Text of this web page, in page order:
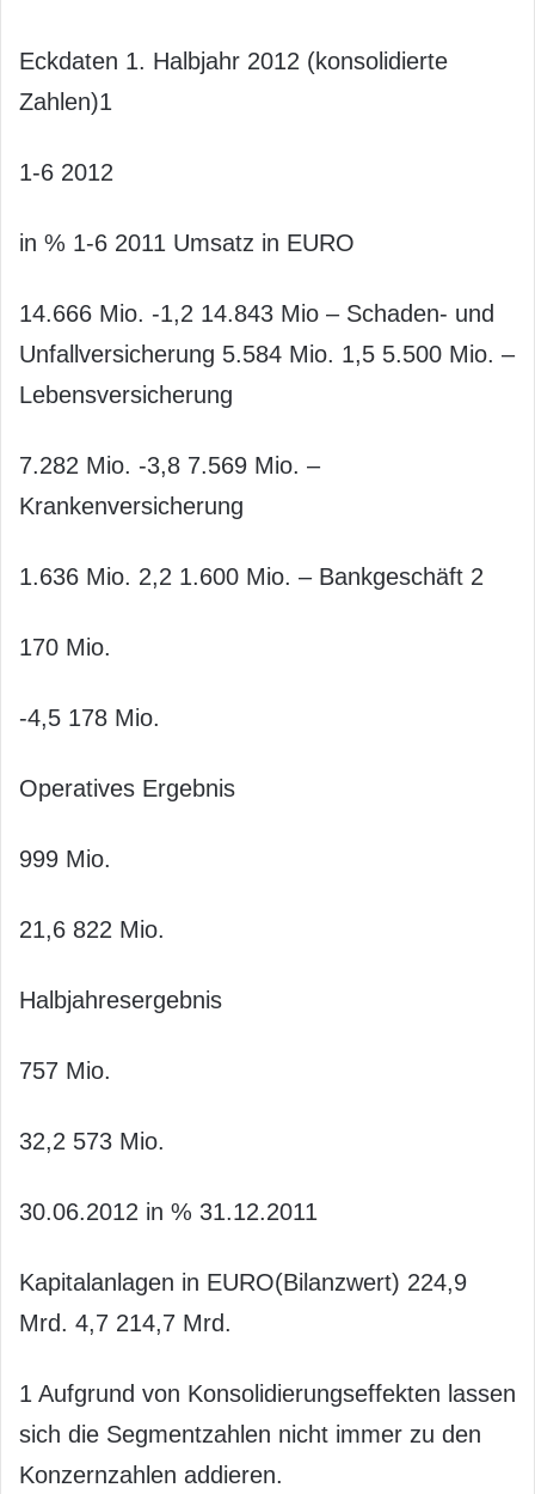
Eckdaten 1. Halbjahr 2012 (konsolidierte
Zahlen)1
1-6 2012
in % 1-6 2011 Umsatz in EURO
14.666 Mio. -1,2 14.843 Mio – Schaden- und
Unfallversicherung 5.584 Mio. 1,5 5.500 Mio. –
Lebensversicherung
7.282 Mio. -3,8 7.569 Mio. –
Krankenversicherung
1.636 Mio. 2,2 1.600 Mio. – Bankgeschäft 2
170 Mio.
-4,5 178 Mio.
Operatives Ergebnis
999 Mio.
21,6 822 Mio.
Halbjahresergebnis
757 Mio.
32,2 573 Mio.
30.06.2012 in % 31.12.2011
Kapitalanlagen in EURO(Bilanzwert) 224,9
Mrd. 4,7 214,7 Mrd.
1 Aufgrund von Konsolidierungseffekten lassen
sich die Segmentzahlen nicht immer zu den
Konzernzahlen addieren.